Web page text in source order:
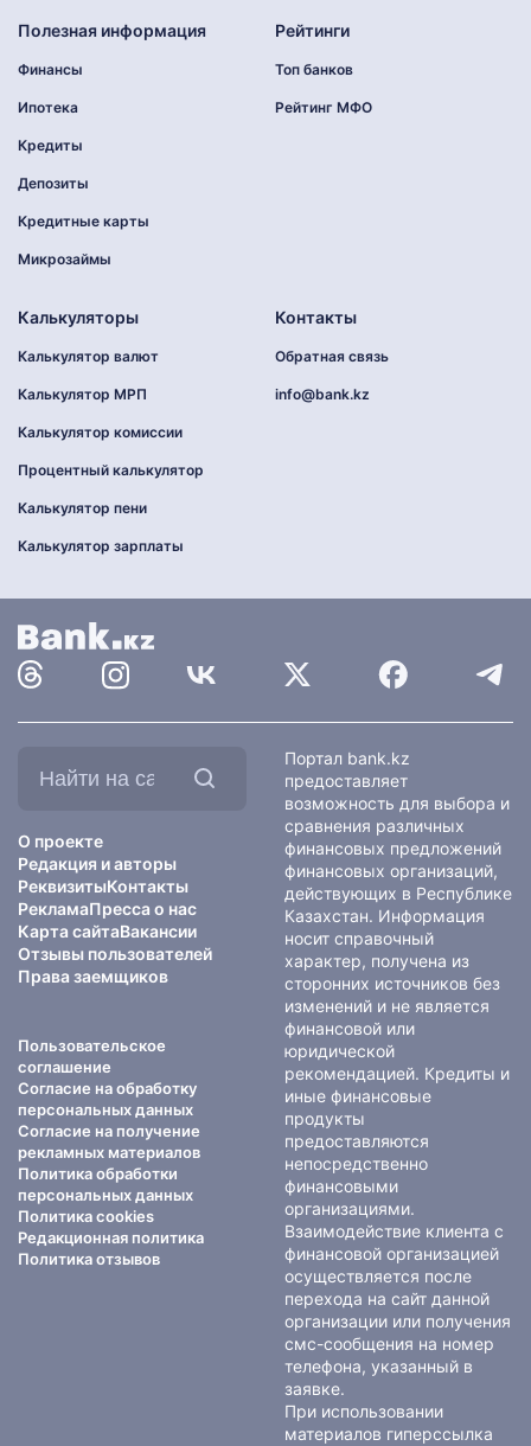
Полезная информация
Финансы
Ипотека
Кредиты
Депозиты
Кредитные карты
Микрозаймы
Рейтинги
Топ банков
Рейтинг МФО
Калькуляторы
Калькулятор валют
Калькулятор МРП
Калькулятор комиссии
Процентный калькулятор
Калькулятор пени
Калькулятор зарплаты
Контакты
Обратная связь
info@bank.kz
О проекте
Редакция и авторы
РеквизитыКонтакты
РекламаПресса о нас
Карта сайтаВакансии
Отзывы пользователей
Права заемщиков
Пользовательское
соглашение
Согласие на обработку
персональных данных
Согласие на получение
рекламных материалов
Политика обработки
персональных данных
Политика cookies
Редакционная политика
Политика отзывов
Портал bank.kz
предоставляет
возможность для выбора и
сравнения различных
финансовых предложений
финансовых организаций,
действующих в Республике
Казахстан. Информация
носит справочный
характер, получена из
сторонних источников без
изменений и не является
финансовой или
юридической
рекомендацией. Кредиты и
иные финансовые
продукты
предоставляются
непосредственно
финансовыми
организациями.
Взаимодействие клиента с
финансовой организацией
осуществляется после
перехода на сайт данной
организации или получения
смс-сообщения на номер
телефона, указанный в
заявке.
При использовании
материалов гиперссылка